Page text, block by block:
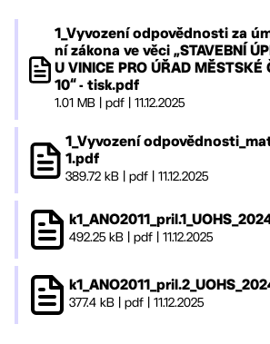
1_Vyvození odpovědnosti za
ní zákona ve věci „STAVEBNÍ
U VINICE PRO ÚŘAD MĚSTSKÉ
10“ - tisk.pdf
1.01 MB pdf 11.12.2025
1_Vyvození
1.pdf
389.72 kB| pdf| 11.12.2025
492.25 kB pdf 11.12.2025
377.4 kB pdf 11.12.2025